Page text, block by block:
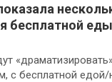
бесплатной
с бесплатной едой/